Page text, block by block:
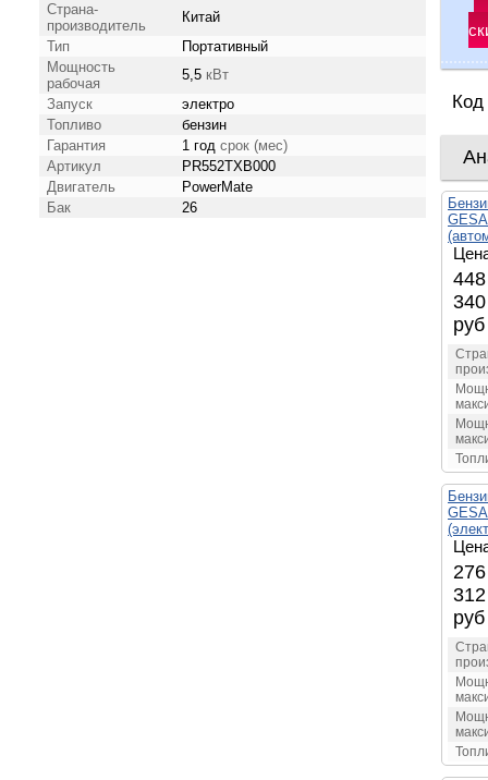
Страна-
производитель
Китай
Тип
Портативный
Мощность
рабочая
5,5 кВт
Запуск
электро
Топливо
бензин
Гарантия
1 год срок (мес)
Артикул
PR552TXB000
Двигатель
PowerMate
Бак
26
448
340
руб
276
312
руб